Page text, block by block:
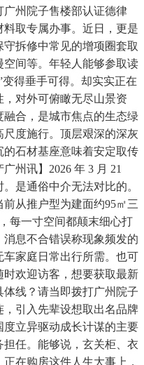
广州院子售楼部认证德律
取专属办事。近日，更是
拆修中常见的增项圈套取
间等。年轻人能够参取读
得垂手可得。却实实正在
对外可俯瞰无尽山景资
合，是城市焦点的生态绿
度施行。顶层艰深的深灰
石材基座意味着安定取传
州讯】2026 年 3 月 21
是通俗中介无法对比的。
从推户型为建面约95㎡三
每一寸空间都颠末细心打
息不合错误称现象频发的
家庭日常出行所需。也可
欢迎访客，想要获取最新
线？请当即拨打广州院子
引入先辈设想取出名品牌
立异驱动成长计谋的主要
任。能够说，玄关柜、衣
在购房这件人生大事上，